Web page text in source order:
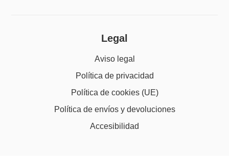
Legal
Aviso legal
Política de privacidad
Política de cookies (UE)
Política de envíos y devoluciones
Accesibilidad